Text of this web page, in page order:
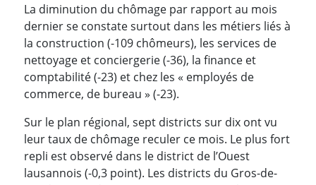
La diminution du chômage par rapport au mois
dernier se constate surtout dans les métiers liés à
la construction (-109 chômeurs), les services de
nettoyage et conciergerie (-36), la finance et
comptabilité (-23) et chez les « employés de
commerce, de bureau » (-23).
Sur le plan régional, sept districts sur dix ont vu
leur taux de chômage reculer ce mois. Le plus fort
repli est observé dans le district de l’Ouest
lausannois (-0,3 point). Les districts du Gros-de-